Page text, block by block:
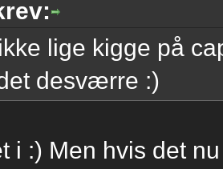
lige kigge på
desværre :)
i :) Men hvis det